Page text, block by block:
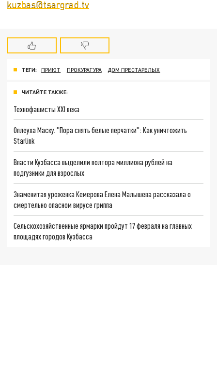
kuzbas@tsargrad.tv
ТЕГИ: ПРИЮТ ПРОКУРАТУРА ДОМ ПРЕСТАРЕЛЫХ
ЧИТАЙТЕ ТАКЖЕ:
Технофашисты XXI века
Оплеуха Маску. "Пора снять белые перчатки": Как уничтожить
Starlink
Власти Кузбасса выделили полтора миллиона рублей на
подгузники для взрослых
Знаменитая уроженка Кемерова Елена Малышева рассказала о
смертельно опасном вирусе гриппа
Сельскохозяйственные ярмарки пройдут 17 февраля на главных
площадях городов Кузбасса